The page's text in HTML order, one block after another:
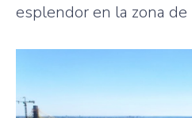
esplendor en la zona